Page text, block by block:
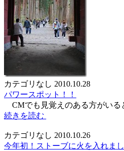
カテゴリなし 2010.10.28
パワースポット！！
CMでも見覚えのある方がい
続きを読む
カテゴリなし 2010.10.26
今年初！ストーブに火を入れまし